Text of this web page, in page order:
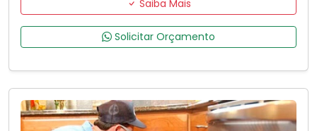
Saiba Mais
Solicitar Orçamento